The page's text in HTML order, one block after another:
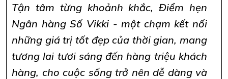
Tận tâm từng khoảnh khắc, Điểm hẹn
Ngân hàng Số Vikki - một chạm kết nối
những giá trị tốt đẹp của thời gian, mang
tương lai tươi sáng đến hàng triệu khách
hàng, cho cuộc sống trở nên dễ dàng và